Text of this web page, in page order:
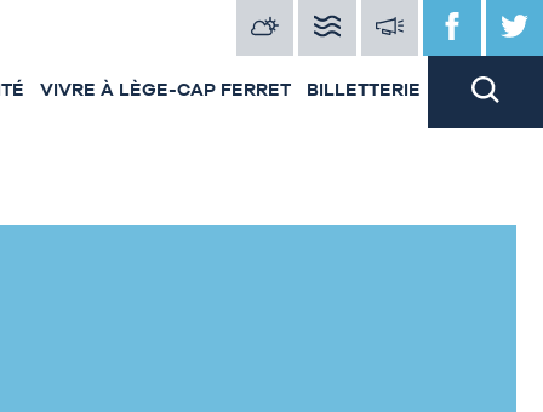
VIVRE À LÈGE-CAP FERRET BILLETTERIE